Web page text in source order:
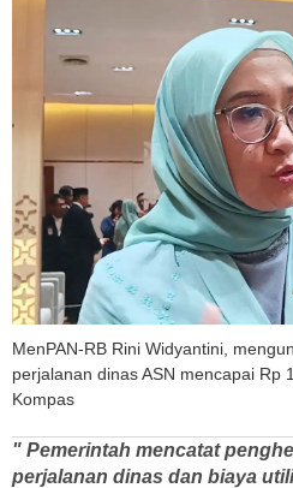
MenPAN-RB Rini Widyantini,
perjalanan dinas ASN mencapai Rp
Kompas
" Pemerintah mencatat
perjalanan dinas dan biaya